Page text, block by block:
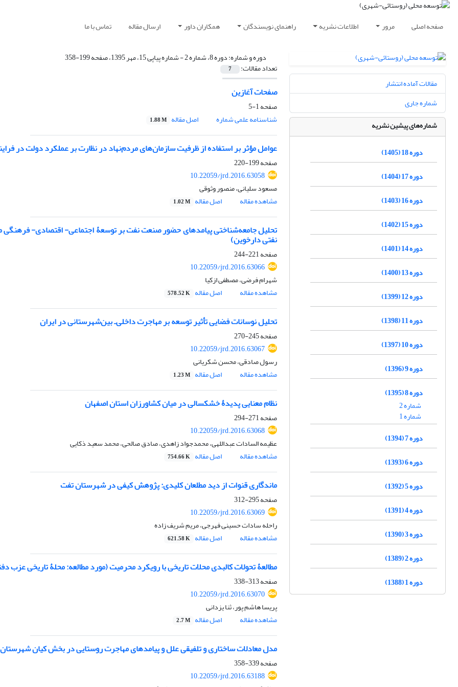
صفحه اصلی مرور اطلاعات نشریه راهنمای نویسندگان همکاران داور ارسال مقاله تماس با ما
دوره و شماره:دوره 8، شماره 2 - شماره پیاپی 15، مهر 1395، صفحه 199-358
تعداد مقالات: 7
صفحات آغازین
صفحه1-5
شناسنامه علمی شماره
اصل مقاله 1.88 M
عوامل مؤثر بر استفاده از ظرفیت سازمان‌های مردم‌نهاد در نظارت بر عملکرد دولت در
صفحه199-220
10.22059/jrd.2016.63058
مسعود سلیانی، منصور وثوقی
مشاهده مقاله
اصل مقاله 1.02 M
تحلیل جامعه‌شناختی پیامدهای حضور صنعت نفت بر توسعۀ اجتماعی- اقتصادی- فرهنگی
نفتی دارخوین)
صفحه221-244
10.22059/jrd.2016.63066
شهرام فرضی، مصطفی ازکیا
مشاهده مقاله
اصل مقاله 578.52 K
تحلیل نوسانات فضایی تأثیر توسعه بر مهاجرت داخلی‌ـ بین‌شهرستانی در ایران
صفحه245-270
10.22059/jrd.2016.63067
رسول صادقی، محسن شکریانی
مشاهده مقاله
اصل مقاله 1.23 M
نظام معنایی پدیدۀ خشکسالی در میان کشاورزان استان اصفهان
صفحه271-294
10.22059/jrd.2016.63068
عظیمه السادات عبداللهی، محمدجواد زاهدی، صادق صالحی، محمد سعید ذکایی
مشاهده مقاله
اصل مقاله 754.66 K
ماندگاری قنوات از دید مطلعان کلیدی: پژوهش کیفی در شهرستان تفت
صفحه295-312
10.22059/jrd.2016.63069
راحله سادات حسینی فهرجی، مریم شریف زاده
مشاهده مقاله
اصل مقاله 621.58 K
مطالعۀ تحولات کالبدی محلات تاریخی با رویکرد محرمیت (مورد مطالعه: محلۀ تاریخی عزب
صفحه313-338
10.22059/jrd.2016.63070
پریسا هاشم پور، ثنا یزدانی
مشاهده مقاله
اصل مقاله 2.7 M
مدل معادلات ساختاری و تلفیقی علل و پیامدهای مهاجرت روستایی در بخش کیان شهرستان
صفحه339-358
10.22059/jrd.2016.63188
مقالات آماده انتشار
شماره جاری
شماره‌های پیشین نشریه
دوره 18 (1405)
دوره 17 (1404)
دوره 16 (1403)
دوره 15 (1402)
دوره 14 (1401)
دوره 13 (1400)
دوره 12 (1399)
دوره 11 (1398)
دوره 10 (1397)
دوره 9 (1396)
دوره 8 (1395)
شماره 2
شماره 1
دوره 7 (1394)
دوره 6 (1393)
دوره 5 (1392)
دوره 4 (1391)
دوره 3 (1390)
دوره 2 (1389)
دوره 1 (1388)